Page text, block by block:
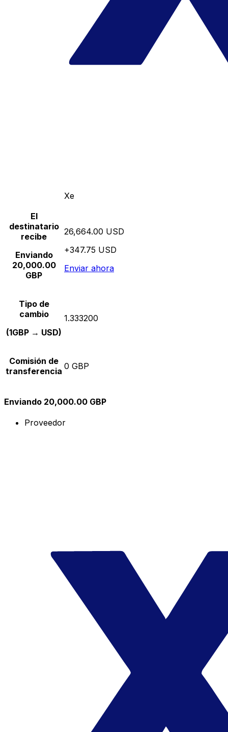
Xe
El
destinatario
recibe
Enviando
20,000.00
GBP
26,664.00 USD
+347.75 USD
Enviar ahora
Tipo de
cambio
(1GBP → USD)
1.333200
Comisión de
transferencia 0 GBP
Enviando 20,000.00 GBP
Proveedor